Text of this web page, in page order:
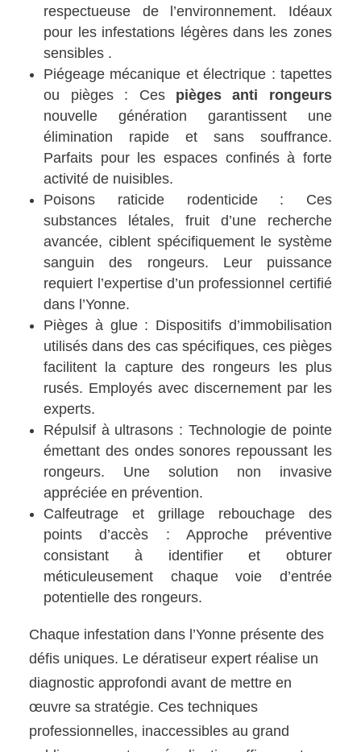
respectueuse de l’environnement. Idéaux
pour les infestations légères dans les zones
sensibles .
Piégeage mécanique et électrique : tapettes
ou pièges : Ces pièges anti rongeurs
nouvelle génération garantissent une
élimination rapide et sans souffrance.
Parfaits pour les espaces confinés à forte
activité de nuisibles.
Poisons raticide rodenticide : Ces
substances létales, fruit d’une recherche
avancée, ciblent spécifiquement le système
sanguin des rongeurs. Leur puissance
requiert l’expertise d’un professionnel certifié
dans l’Yonne.
Pièges à glue : Dispositifs d’immobilisation
utilisés dans des cas spécifiques, ces pièges
facilitent la capture des rongeurs les plus
rusés. Employés avec discernement par les
experts.
Répulsif à ultrasons : Technologie de pointe
émettant des ondes sonores repoussant les
rongeurs. Une solution non invasive
appréciée en prévention.
Calfeutrage et grillage rebouchage des
points d’accès : Approche préventive
consistant à identifier et obturer
méticuleusement chaque voie d’entrée
potentielle des rongeurs.
Chaque infestation dans l’Yonne présente des
défis uniques. Le dératiseur expert réalise un
diagnostic approfondi avant de mettre en
œuvre sa stratégie. Ces techniques
professionnelles, inaccessibles au grand